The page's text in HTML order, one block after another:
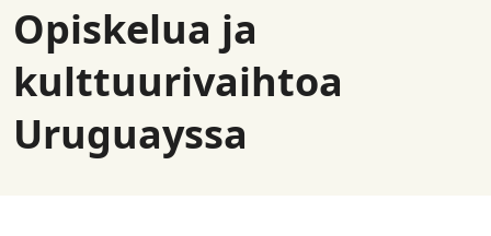
Opiskelua ja
kulttuurivaihtoa
Uruguayssa